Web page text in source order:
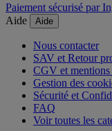
Paiement sécurisé par
Aide
Aide
Nous contacter
SAV et Retour
CGV et mentions
Gestion des
Sécurité et
FAQ
Voir toutes les